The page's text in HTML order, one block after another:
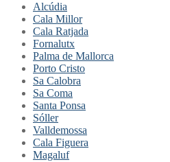
Alcúdia
Cala Millor
Cala Ratjada
Fornalutx
Palma de Mallorca
Porto Cristo
Sa Calobra
Sa Coma
Santa Ponsa
Sóller
Valldemossa
Cala Figuera
Magaluf